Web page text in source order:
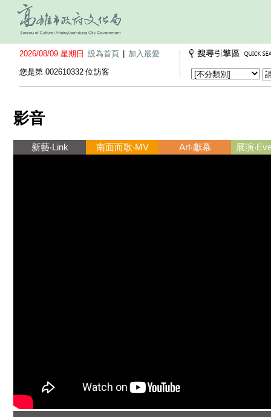
2026/08/09 星期日 設為首頁
加入最愛
您是第 002610332 位訪客
影音
新藝‧Link 南面而歌‧MV Art‧獻幕 展演